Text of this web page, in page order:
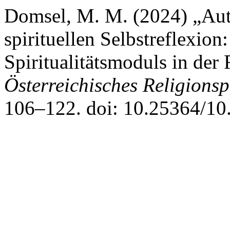
Domsel, M. M. (2024)
spirituellen
Spiritualitätsmoduls in der
Österreichisches
106–122. doi: 10.25364/